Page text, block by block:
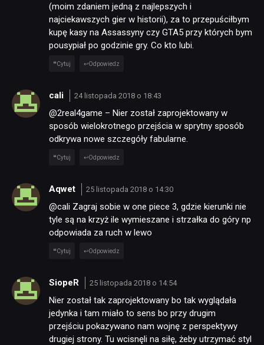
(moim zdaniem jedną z najlepszych i
najciekawszych gier w historii), za to przepuściłbym
kupę kasy na Assassyny czy GTA5 przy których bym
pousypiał po godzinie gry. Co kto lubi.
Cytuj Odpowiedz
cali 24 listopada 2018 o 18:43
@2real4game – Nier został zaprojektowany w
sposób wielokrotnego przejścia w sprytny sposób
odkrywa nowe szczegóły fabularne.
Cytuj Odpowiedz
Aqwet 25 listopada 2018 o 14:30
@cali Zagraj sobie w one piece 3, gdzie kierunki nie
tyle są na krzyż ile wymieszane i strzałka do góry np
odpowiada za ruch w lewo
Cytuj Odpowiedz
SiopeR 25 listopada 2018 o 14:54
Nier został tak zaprojektowany bo tak wyglądała
jedynka i tam miało to sens bo przy drugim
przejściu pokazywano nam wojnę z perspektywy
drugiej strony. Tu wcisnęli na siłę, żeby utrzymać styl